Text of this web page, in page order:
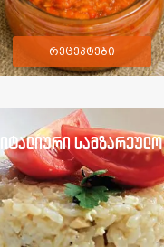
რეცეპტები
იტალიური სამზარეულო